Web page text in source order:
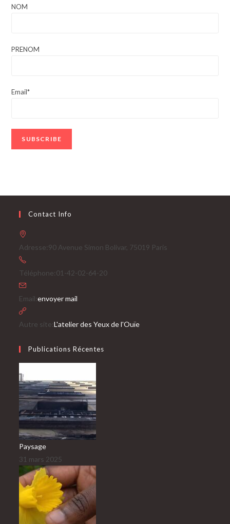
NOM
PRENOM
Email*
Contact Info
Adresse:90 Avenue Simon Bolivar, 75019 Paris
Téléphone:01-42-02-64-20
Email:envoyer mail
votre
Autre site:L'atelier des Yeux de l'Ouïe
Publications Récentes
Paysage
31 mars 2025